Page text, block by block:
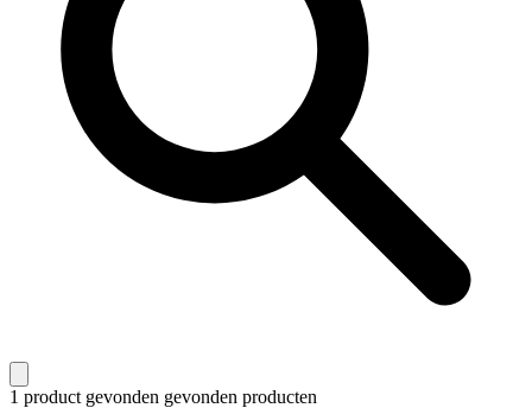
1 product gevonden gevonden producten